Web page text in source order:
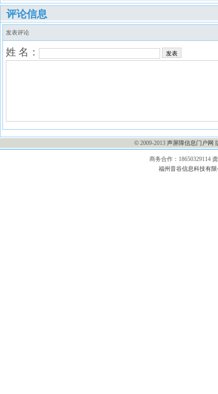
评论信息
发表评论
姓 名： 发表
© 2009-2013 声屏障信息门户网
商务合作：18650329114
福州音谷信息科技有